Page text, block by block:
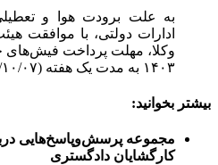
به علت برودت هوا و
ادارات دولتی، با موافقت
وکلا، مهلت پرداخت
۱۴۰۳ به مدت یک هفته (۱۴۰۳/۱۰/۰۷) تمدید گردید.
بیشتر بخوانید:
مجموعه پرسش‌وپاسخ‌‌هایی
کارگشایان دادگستری